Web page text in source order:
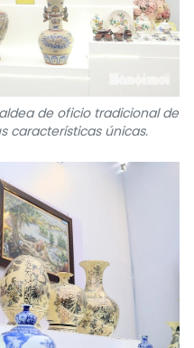
de oficio tradicional de
características únicas.